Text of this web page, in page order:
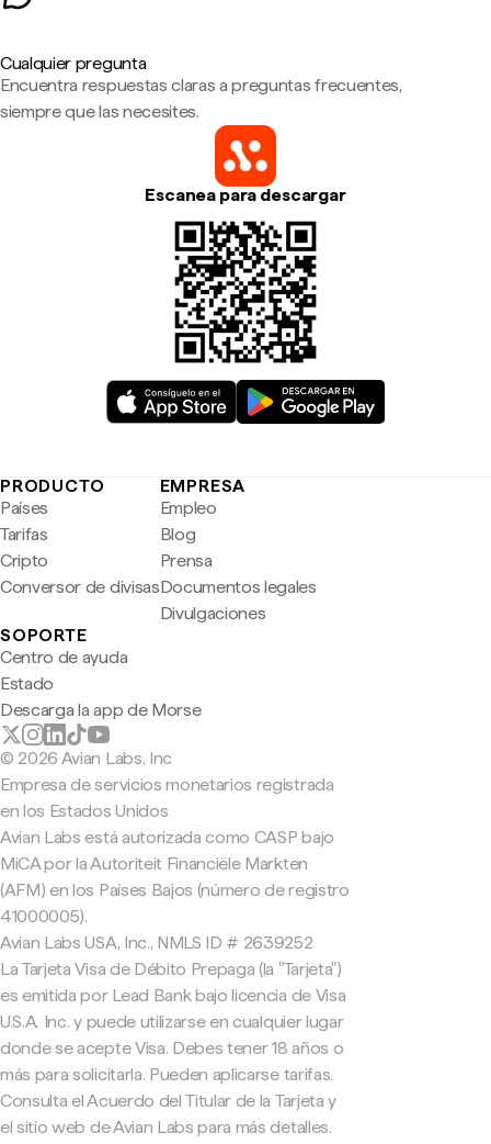
Cualquier pregunta
Encuentra respuestas claras a preguntas frecuentes,
siempre que las necesites.
Escanea para descargar
PRODUCTO
Países
Tarifas
Cripto
Conversor de divisas
EMPRESA
Empleo
Blog
Prensa
Documentos legales
Divulgaciones
SOPORTE
Centro de ayuda
Estado
Descarga la app de Morse
© 2026 Avian Labs, Inc
Empresa de servicios monetarios registrada
en los Estados Unidos
Avian Labs está autorizada como CASP bajo
MiCA por la Autoriteit Financiële Markten
(AFM) en los Países Bajos (número de registro
41000005).
Avian Labs USA, Inc., NMLS ID # 2639252
La Tarjeta Visa de Débito Prepaga (la "Tarjeta")
es emitida por Lead Bank bajo licencia de Visa
U.S.A. Inc. y puede utilizarse en cualquier lugar
donde se acepte Visa. Debes tener 18 años o
más para solicitarla. Pueden aplicarse tarifas.
Consulta el Acuerdo del Titular de la Tarjeta y
el sitio web de Avian Labs para más detalles.